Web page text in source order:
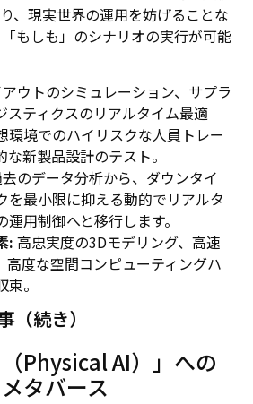
、現実世界の運用を妨げることな
もしも」のシナリオの実行が可能
ウトのシミュレーション、サプラ
スティクスのリアルタイム最適
環境でのハイリスクな人員トレー
新製品設計のテスト。
のデータ分析から、ダウンタイ
を最小限に抑える動的でリアルタ
用制御へと移行します。
: 高忠実度の3Dモデリング、高速
高度な空間コンピューティングハ
。
（続き）
Physical AI）」への
タバース